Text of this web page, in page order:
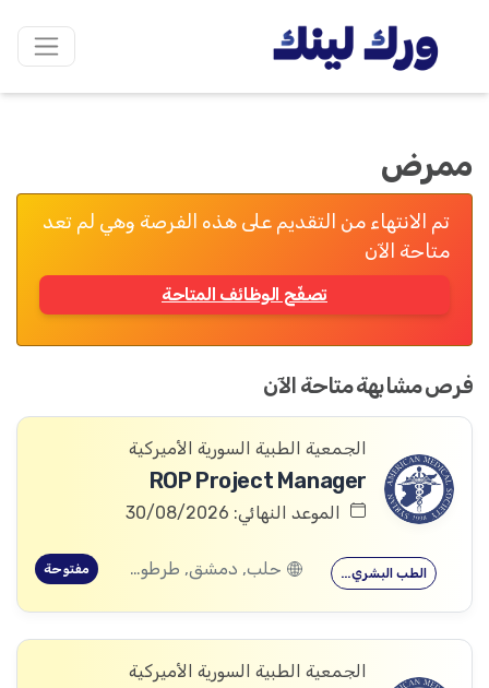
ممرض
تم الانتهاء من التقديم على هذه الفرصة وهي لم تعد
متاحة الآن
تصفّح الوظائف المتاحة
فرص مشابهة متاحة الآن
الجمعية الطبية السورية الأميركية
ROP Project Manager
الموعد النهائي: 30/08/2026
الطب البشري… حلب, دمشق, طرطوس, ريف دمشق, ديرالزور, درعا, السويداء, إدلب, القنيطرة, اللاذقية, الرقة, حمص, الحسكة, حماة مفتوحة
الجمعية الطبية السورية الأميركية